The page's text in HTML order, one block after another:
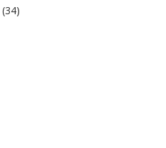
(34)